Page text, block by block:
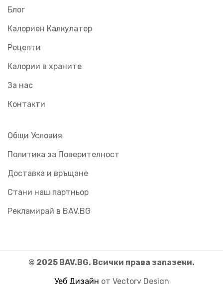
Блог
Калориен Калкулатор
Рецепти
Калории в храните
За нас
Контакти
Общи Условия
Политика за Поверителност
Доставка и връщане
Стани наш партньор
Рекламирай в BAV.BG
© 2025 BAV.BG. Всички права запазени.
Уеб Дизайн от Vectory Design